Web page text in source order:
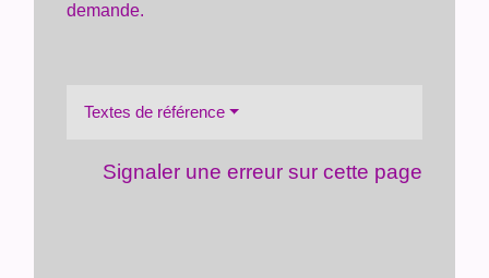
demande.
Textes de référence
Signaler une erreur sur cette page